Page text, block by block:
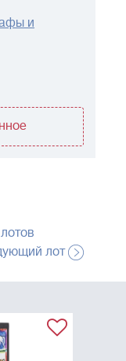
и
лот